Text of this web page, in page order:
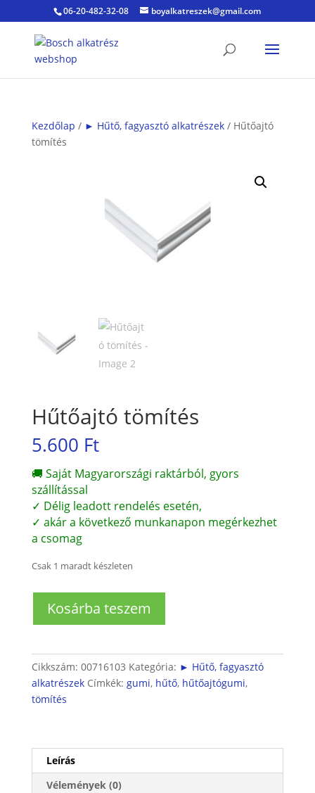
06-20-482-32-08 boyalkatreszek@gmail.com
Kezdőlap / ► Hűtő, fagyasztó alkatrészek/ Hűtőajtó
tömítés
Hűtőajtó tömítés
5.600 Ft
🚚 Saját Magyarországi raktárból, gyors
szállítással
✓ Délig leadott rendelés esetén,
✓ akár a következő munkanapon megérkezhet
a csomag
Csak 1 maradt készleten
tömítés
Kosárba teszem
Cikkszám: 00716103 Kategória: ► Hűtő, fagyasztó
alkatrészek Címkék: gumi, hűtő, hűtőajtógumi,
tömítés
Leírás
Vélemények (0)